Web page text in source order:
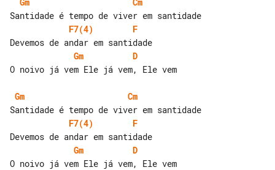
F7(4)
F
Gm
D
O noivo já vem Ele já vem, Ele vem
Gm
Cm
F7(4)
F
Gm
D
O noivo já vem Ele já vem, Ele vem